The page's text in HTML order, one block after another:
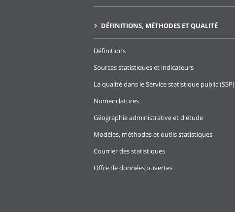
DÉFINITIONS, MÉTHODES ET QUALITÉ
Définitions
Sources statistiques et indicateurs
La qualité dans le Service statistique public (SSP)
Nomenclatures
Géographie administrative et d'étude
Modèles, méthodes et outils statistiques
Courrier des statistiques
Offre de données ouvertes